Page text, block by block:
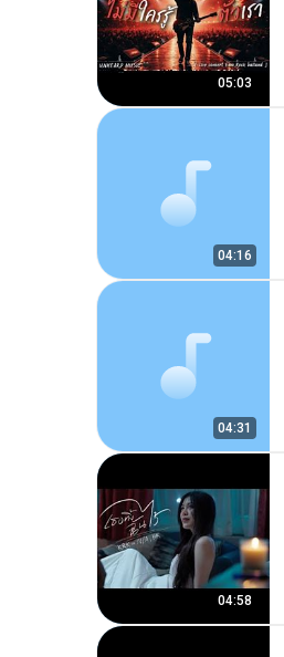
05:03
04:16
04:31
04:58